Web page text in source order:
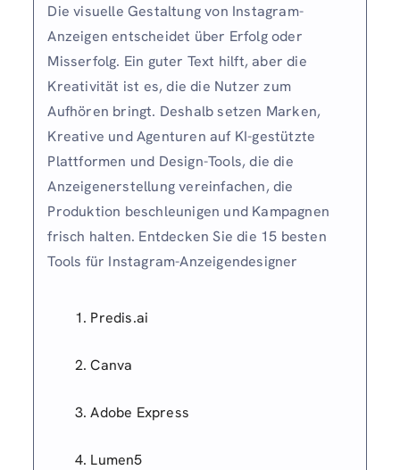
Die visuelle Gestaltung von Instagram-
Anzeigen entscheidet über Erfolg oder
Misserfolg. Ein guter Text hilft, aber die
Kreativität ist es, die die Nutzer zum
Aufhören bringt. Deshalb setzen Marken,
Kreative und Agenturen auf KI-gestützte
Plattformen und Design-Tools, die die
Anzeigenerstellung vereinfachen, die
Produktion beschleunigen und Kampagnen
frisch halten. Entdecken Sie die 15 besten
Tools für Instagram-Anzeigendesigner
Predis.ai
Canva
Adobe Express
Lumen5